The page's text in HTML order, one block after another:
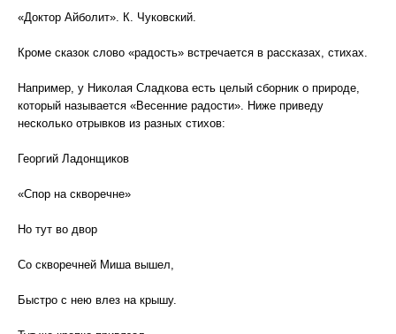
«Доктор Айболит». К. Чуковский.
Кроме сказок слово «радость» встречается в рассказах, стихах.
Например, у Николая Сладкова есть целый сборник о природе,
который называется «Весенние радости». Ниже приведу
несколько отрывков из разных стихов:
Георгий Ладонщиков
«Спор на скворечне»
Но тут во двор
Со скворечней Миша вышел,
Быстро с нею влез на крышу.